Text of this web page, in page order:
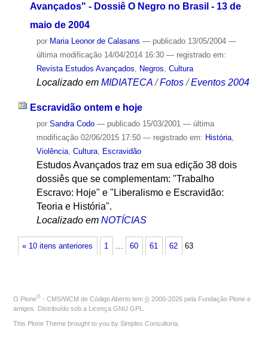
Avançados" - Dossiê O Negro no Brasil - 13 de
maio de 2004
por Maria Leonor de Calasans — publicado13/05/2004 —
última modificação14/04/2014 16:30 — registrado em:
Revista Estudos Avançados
Negros Cultura
Localizado em MIDIATECA /Fotos /Eventos 2004
Escravidão ontem e hoje
por Sandra Codo — publicado15/03/2001 — última
modificação02/06/2015 17:50 — registrado em: História,
Violência, Cultura, Escravidão
Estudos Avançados traz em sua edição 38 dois
dossiês que se complementam: "Trabalho
Escravo: Hoje" e "Liberalismo e Escravidão:
Teoria e História".
Localizado em NOTÍCIAS
« 10 itens anteriores 1 60 61 62 63
O Plone® - CMS/WCM de Código Aberto tem © 2000-2026 pela Fundação Plone e
amigos. Distribuído sob a Licença GNU GPL
This Plone Theme brought to you by Simples Consultoria